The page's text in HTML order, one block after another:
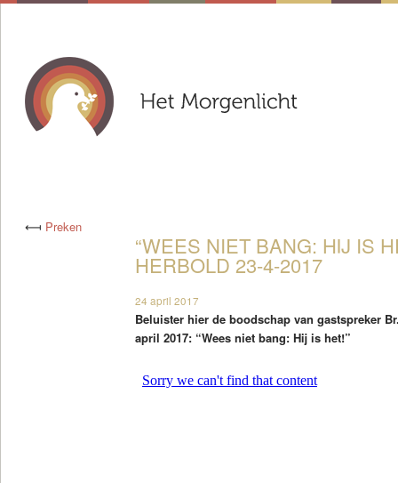
⟻ Preken
“WEES NIET BANG: HIJ IS
HERBOLD 23-4-2017
24 april 2017
Beluister hier de boodschap van gastspreker
april 2017: “Wees niet bang: Hij is het!”